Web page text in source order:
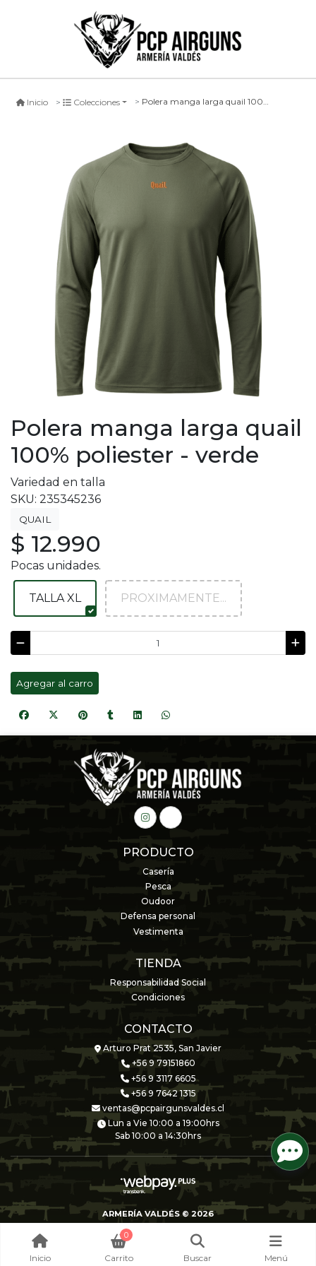
Inicio Colecciones Polera manga larga quail 100% poliester - verde
Polera manga larga quail
100% poliester - verde
Variedad en talla
SKU: 235345236
QUAIL
$ 12.990
Pocas unidades.
TALLA XL PROXIMAMENTE...
Agregar al carro
PRODUCTO
Casería
Pesca
Oudoor
Defensa personal
Vestimenta
TIENDA
Responsabilidad Social
Condiciones
CONTACTO
Arturo Prat 2535, San Javier
+56 9 79151860
+56 9 3117 6605
+56 9 7642 1315
ventas@pcpairgunsvaldes.cl
Lun a Vie 10:00 a 19:00hrs
Sab 10:00 a 14:30hrs
ARMERÍA VALDÉS © 2026
Creado por
Inicio
0
Carrito Buscar Menú